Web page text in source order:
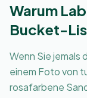
Warum
Bucket-
Wenn Sie jemals
einem Foto von
rosafarbene